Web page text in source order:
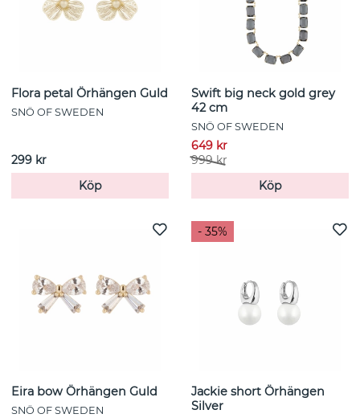
Flora petal Örhängen Guld
SNÖ OF SWEDEN
299 kr
Köp
Swift big neck gold grey
42 cm
SNÖ OF SWEDEN
649 kr
999 kr
Köp
Eira bow Örhängen Guld
SNÖ OF SWEDEN
- 35%
Jackie short Örhängen
Silver